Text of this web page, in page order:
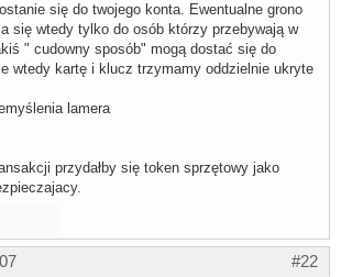
się do twojego konta. Ewentualne grono
się wtedy tylko do osób którzy przebywają w
" cudowny sposób" mogą dostać się do
wtedy kartę i klucz trzymamy oddzielnie ukryte
lamera
przydałby się token sprzętowy jako
#22